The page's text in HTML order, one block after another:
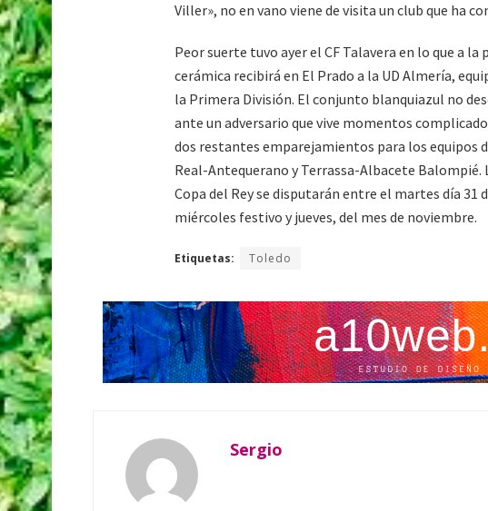
Viller», no en vano viene de visita un club que ha
Peor suerte tuvo ayer el CF Talavera en lo que a
cerámica recibirá en El Prado a la UD Almería,
la Primera División. El conjunto blanquiazul no
ante un adversario que vive momentos
dos restantes emparejamientos para los equipos
Real-Antequerano y Terrassa-Albacete
Copa del Rey se disputarán entre el martes día 31
miércoles festivo y jueves, del mes de noviembre.
Etiquetas: Toledo
Sergio